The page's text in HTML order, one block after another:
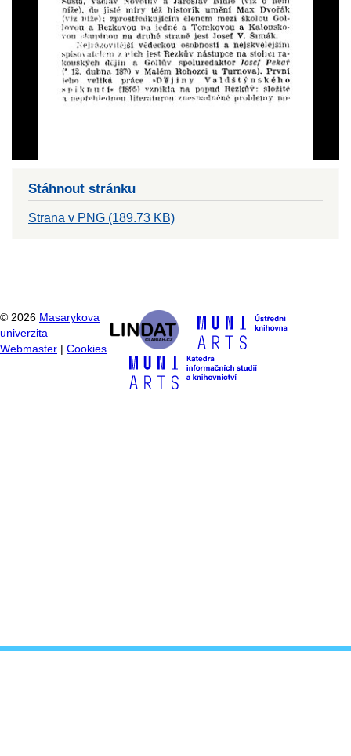
Stáhnout stránku
Strana v PNG (189.73 KB)
© 2026 Masarykova
univerzita
Webmaster
Cookies